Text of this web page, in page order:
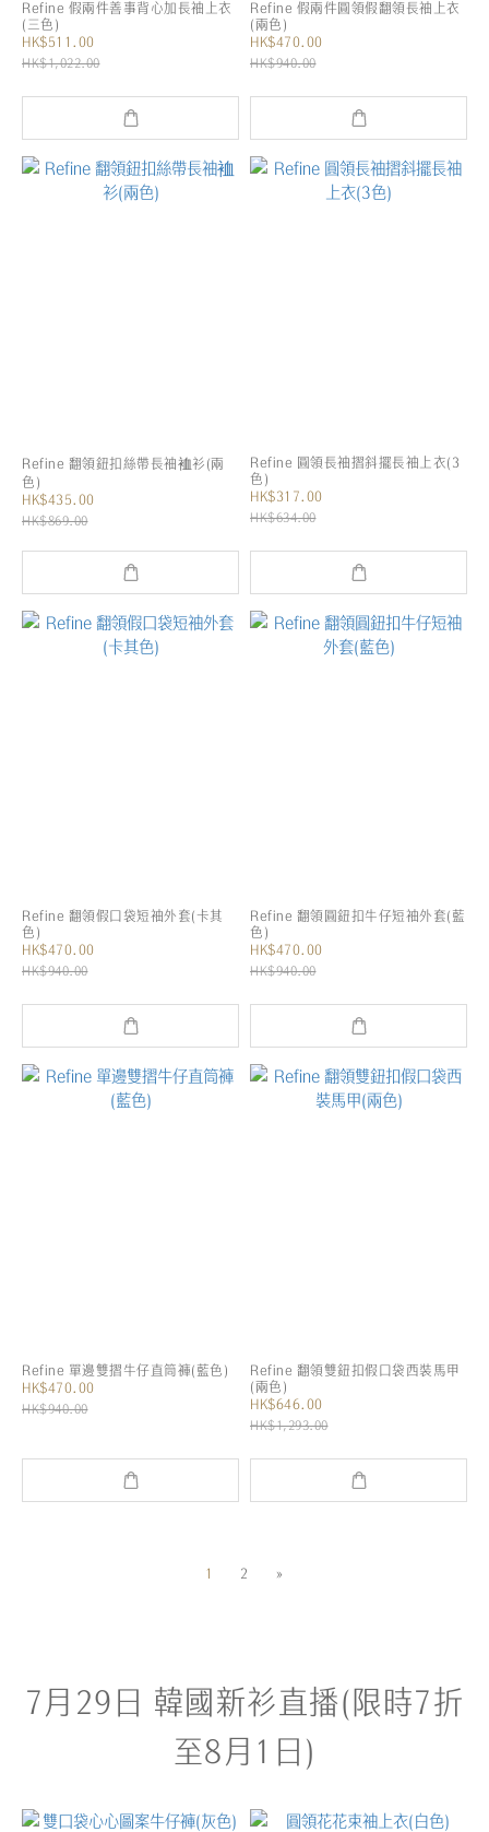
Refine 假兩件善事背心加長袖上衣
(三色)
HK$511.00
HK$1,022.00
Refine 假兩件圓領假翻領長袖上衣
(兩色)
HK$470.00
HK$940.00
Refine 翻領鈕扣絲帶長袖裇衫(兩
色)
HK$435.00
HK$869.00
Refine 圓領長袖摺斜擺長袖上衣(3
色)
HK$317.00
HK$634.00
Refine 翻領假口袋短袖外套(卡其
色)
HK$470.00
HK$940.00
Refine 翻領圓鈕扣牛仔短袖外套(藍
色)
HK$470.00
HK$940.00
Refine 單邊雙摺牛仔直筒褲(藍色)
HK$470.00
HK$940.00
Refine 翻領雙鈕扣假口袋西裝馬甲
(兩色)
HK$646.00
HK$1,293.00
1 2 »
7月29日 韓國新衫直播(限時7折
至8月1日)